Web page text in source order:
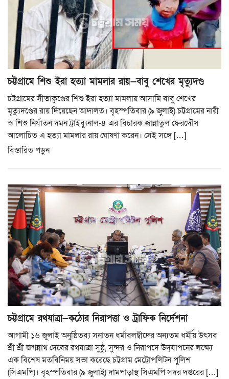
চট্টগ্রামে শিশু ইরা হত্যা মামলার রায়—বাবু শেখের মৃত্যুদণ্ড
চট্টগ্রামের সীতাকুণ্ডের শিশু ইরা হত্যা মামলায় আসামি বাবু শেখের
মৃত্যুদণ্ডের রায় দিয়েছেন আদালত। বৃহস্পতিবার (৯ জুলাই) চট্টগ্রামের নারী
ও শিশু নির্যাতন দমন ট্রাইব্যুনাল-৪ এর বিচারক জান্নাতুল ফেরদৌস
আলোচিত এ হত্যা মামলার রায় ঘোষণা করেন। সেই সঙ্গে […]
বিস্তারিত পড়ুন
চট্টগ্রামে রথযাত্রা—কঠোর নিরাপত্তা ও ট্রাফিক নির্দেশনা
আগামী ১৬ জুলাই অনুষ্ঠিতব্য সনাতন ধর্মাবলম্বীদের অন্যতম ধর্মীয় উৎসব
শ্রী শ্রী জগন্নাথ দেবের রথযাত্রা সুষ্ঠু, সুন্দর ও নিরাপদে উদ্‌যাপনের লক্ষ্যে
এক বিশেষ মতবিনিময় সভা করেছে চট্টগ্রাম মেট্রোপলিটন পুলিশ
(সিএমপি)। বৃহস্পতিবার (৯ জুলাই) দামপাড়াস্থ সিএমপি সদর দপ্তরের […]